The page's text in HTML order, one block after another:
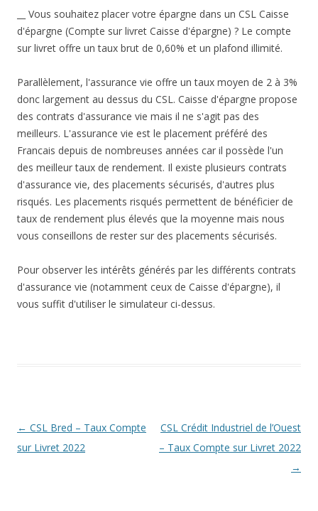
__ Vous souhaitez placer votre épargne dans un CSL Caisse
d'épargne (Compte sur livret Caisse d'épargne) ? Le compte
sur livret offre un taux brut de 0,60% et un plafond illimité.
Parallèlement, l'assurance vie offre un taux moyen de 2 à 3%
donc largement au dessus du CSL. Caisse d'épargne propose
des contrats d'assurance vie mais il ne s'agit pas des
meilleurs. L'assurance vie est le placement préféré des
Francais depuis de nombreuses années car il possède l'un
des meilleur taux de rendement. Il existe plusieurs contrats
d'assurance vie, des placements sécurisés, d'autres plus
risqués. Les placements risqués permettent de bénéficier de
taux de rendement plus élevés que la moyenne mais nous
vous conseillons de rester sur des placements sécurisés.
Pour observer les intérêts générés par les différents contrats
d'assurance vie (notamment ceux de Caisse d'épargne), il
vous suffit d'utiliser le simulateur ci-dessus.
Navigation
des
← CSL Bred – Taux Compte
sur Livret 2022
CSL Crédit Industriel de l’Ouest
– Taux Compte sur Livret 2022
→